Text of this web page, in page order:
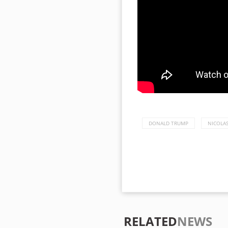
DONALD TRUMP
RELATEDNEWS